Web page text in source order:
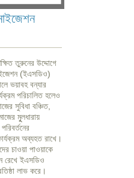
তুরুনের উদ্দোগে
(ইএসডিও)
ভয়াবহ বন্যার
পরিচালিত হলেও
সুবিধা বঞ্চিত,
মুূলধারায়
অব্যহত রাখে।
চাওয়া পাওয়াকে
রেখে ইএসডিও
লাভ করে।